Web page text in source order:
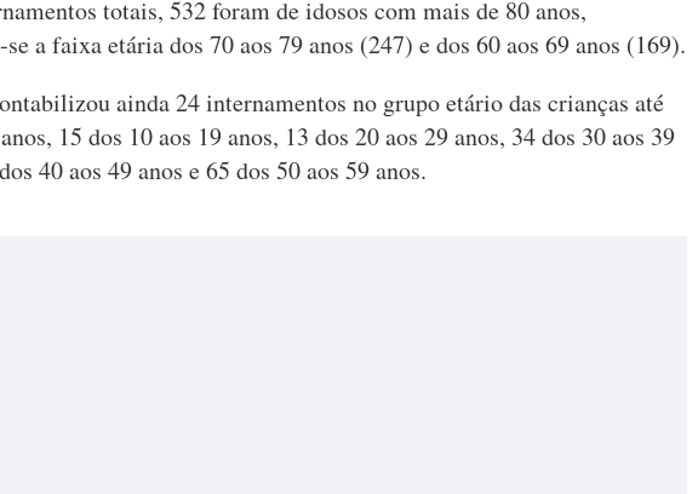
totais, 532 foram de idosos com mais de 80 anos,
a faixa etária dos 70 aos 79 anos (247) e dos 60 aos 69 anos (169).
ainda 24 internamentos no grupo etário das crianças até
15 dos 10 aos 19 anos, 13 dos 20 aos 29 anos, 34 dos 30 aos 39
40 aos 49 anos e 65 dos 50 aos 59 anos.